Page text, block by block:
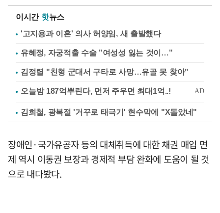
이시간 핫뉴스
'고지용과 이혼' 의사 허양임, 새 출발했다
유혜정, 자궁적출 수술 "여성성 잃는 것이…"
김정렬 "친형 군대서 구타로 사망…유골 못 찾아"
김희철, 광복절 '거꾸로 태극기' 현수막에 "X돌았네"
장애인·국가유공자 등의 대체취득에 대한 채권 매입 면
제 역시 이동권 보장과 경제적 부담 완화에 도움이 될 것
으로 내다봤다.